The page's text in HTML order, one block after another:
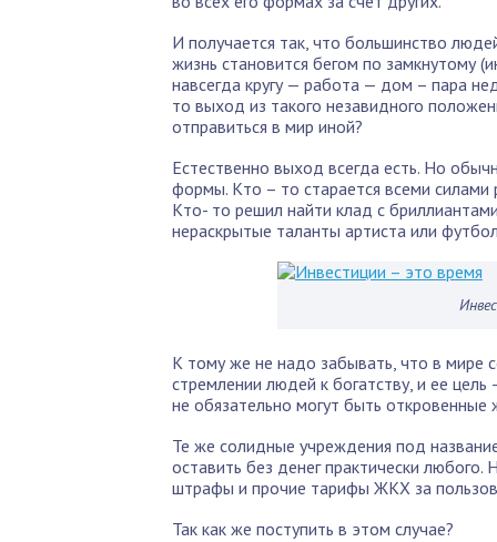
И получается так, что большинство
жизнь становится бегом по замкнутому
навсегда кругу — работа — дом – пара
то выход из такого незавидного
отправиться в мир иной?
Естественно выход всегда есть. Но
формы. Кто – то старается всеми силами
Кто- то решил найти клад с
нераскрытые таланты артиста или
К тому же не надо забывать, что в мире
стремлении людей к богатству, и ее
не обязательно могут быть
Те же солидные учреждения под
оставить без денег практически
штрафы и прочие тарифы ЖКХ за
Так как же поступить в этом случае?